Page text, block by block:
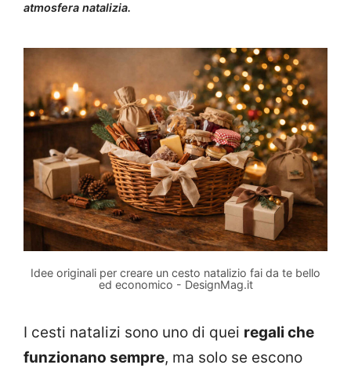
atmosfera natalizia.
Idee originali per creare un cesto natalizio fai da te bello
ed economico - DesignMag.it
I cesti natalizi sono uno di quei regali che
funzionano sempre, ma solo se escono